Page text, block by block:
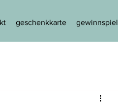
geschenkkarte gewinnspiel